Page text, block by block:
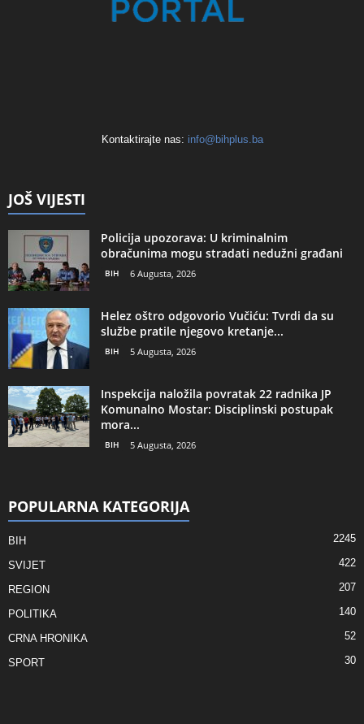
Kontaktirajte nas: info@bihplus.ba
JOŠ VIJESTI
Policija upozorava: U kriminalnim
obračunima mogu stradati nedužni građani
BIH 6 Augusta, 2026
Helez oštro odgovorio Vučiću: Tvrdi da su
službe pratile njegovo kretanje...
BIH 5 Augusta, 2026
Inspekcija naložila povratak 22 radnika JP
Komunalno Mostar: Disciplinski postupak
mora...
BIH 5 Augusta, 2026
POPULARNA KATEGORIJA
BIH 2245
SVIJET 422
REGION 207
POLITIKA 140
CRNA HRONIKA 52
SPORT 30